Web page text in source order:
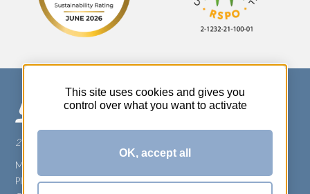
270 Rue Thérèse Planiol - 37310 TAUXIGNY
Mentions légales
Plan du site
This site uses cookies and gives you
control over what you want to activate
OK, accept all